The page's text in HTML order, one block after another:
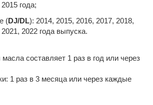
года;
(DJ/DL): 2014, 2015, 2016, 2017, 2018,
2022 года выпуска.
составляет 1 раз в год или через
1 раз в 3 месяца или через каждые